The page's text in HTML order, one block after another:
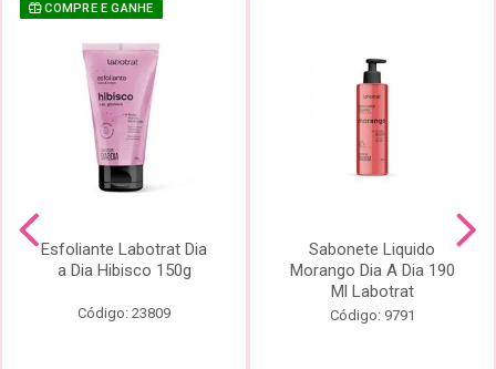
COMPRE E GANHE
Esfoliante Labotrat Dia
a Dia Hibisco 150g
Código: 23809
Sabonete Liquido
Morango Dia A Dia 190
Ml Labotrat
Código: 9791